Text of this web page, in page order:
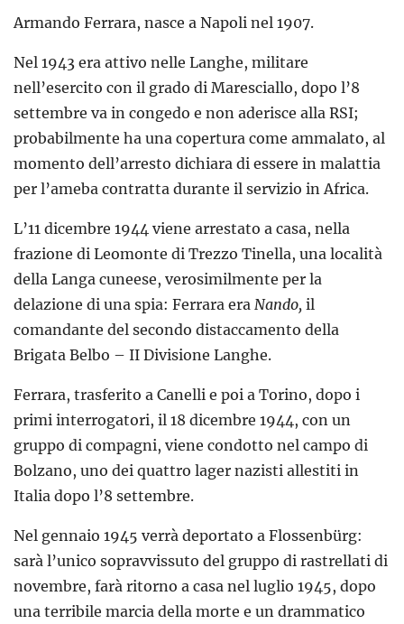
Armando Ferrara, nasce a Napoli nel 1907.
Nel 1943 era attivo nelle Langhe, militare
nell’esercito con il grado di Maresciallo, dopo l’8
settembre va in congedo e non aderisce alla RSI;
probabilmente ha una copertura come ammalato, al
momento dell’arresto dichiara di essere in malattia
per l’ameba contratta durante il servizio in Africa.
L’11 dicembre 1944 viene arrestato a casa, nella
frazione di Leomonte di Trezzo Tinella, una località
della Langa cuneese, verosimilmente per la
delazione di una spia: Ferrara era Nando, il
comandante del secondo distaccamento della
Brigata Belbo – II Divisione Langhe.
Ferrara, trasferito a Canelli e poi a Torino, dopo i
primi interrogatori, il 18 dicembre 1944, con un
gruppo di compagni, viene condotto nel campo di
Bolzano, uno dei quattro lager nazisti allestiti in
Italia dopo l’8 settembre.
Nel gennaio 1945 verrà deportato a Flossenbürg:
sarà l’unico sopravvissuto del gruppo di rastrellati di
novembre, farà ritorno a casa nel luglio 1945, dopo
una terribile marcia della morte e un drammatico